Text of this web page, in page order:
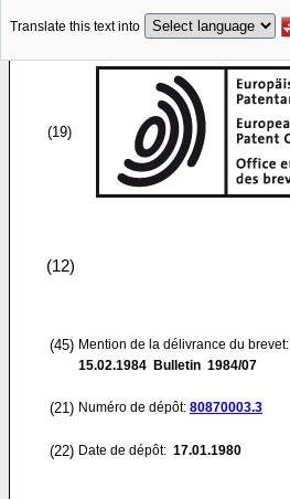
Translate this text into
(19)
(12)
(45) Mention de la délivrance du brevet:
15.02.1984 Bulletin 1984/07
(21) Numéro de dépôt: 80870003.3
(22) Date de dépôt: 17.01.1980